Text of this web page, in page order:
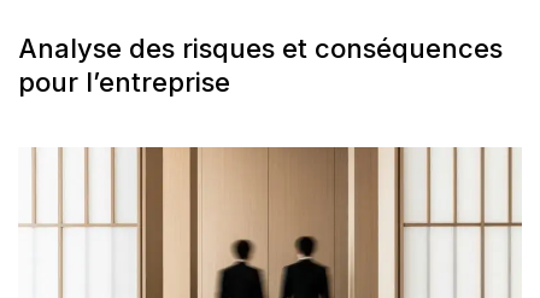
Analyse des risques et conséquences
pour l’entreprise